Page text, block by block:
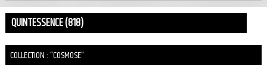
QUINTESSENCE (818)
COLLECTION : "COSMOSE"